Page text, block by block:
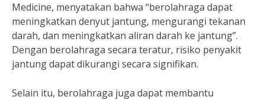
Medicine, menyatakan bahwa “berolahraga dapat
meningkatkan denyut jantung, mengurangi tekanan
darah, dan meningkatkan aliran darah ke jantung”.
Dengan berolahraga secara teratur, risiko penyakit
jantung dapat dikurangi secara signifikan.
Selain itu, berolahraga juga dapat membantu